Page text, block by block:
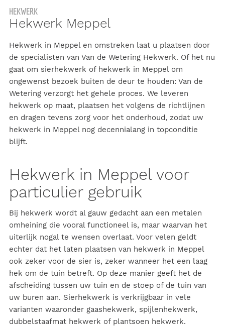
HEKWERK
Hekwerk Meppel
Hekwerk in Meppel en omstreken laat u plaatsen door
de specialisten van Van de Wetering Hekwerk. Of het nu
gaat om sierhekwerk of hekwerk in Meppel om
ongewenst bezoek buiten de deur te houden: Van de
Wetering verzorgt het gehele proces. We leveren
hekwerk op maat, plaatsen het volgens de richtlijnen
en dragen tevens zorg voor het onderhoud, zodat uw
hekwerk in Meppel nog decennialang in topconditie
blijft.
Hekwerk in Meppel voor
particulier gebruik
Bij hekwerk wordt al gauw gedacht aan een metalen
omheining die vooral functioneel is, maar waarvan het
uiterlijk nogal te wensen overlaat. Voor velen geldt
echter dat het laten plaatsen van hekwerk in Meppel
ook zeker voor de sier is, zeker wanneer het een laag
hek om de tuin betreft. Op deze manier geeft het de
afscheiding tussen uw tuin en de stoep of de tuin van
uw buren aan. Sierhekwerk is verkrijgbaar in vele
varianten waaronder gaashekwerk, spijlenhekwerk,
dubbelstaafmat hekwerk of plantsoen hekwerk.